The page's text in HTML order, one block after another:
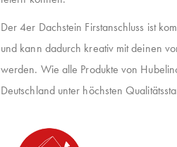
Der 4er Dachstein Firstanschluss ist
und kann dadurch kreativ mit deinen
werden. Wie alle Produkte von
Deutschland unter höchsten